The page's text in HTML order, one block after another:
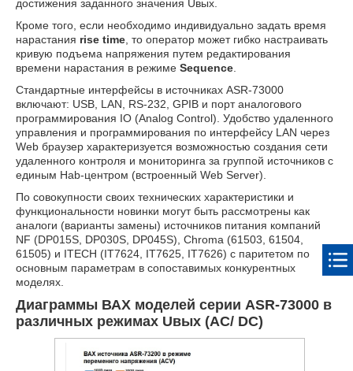
достижения заданного значения Uвых.
Кроме того, если необходимо индивидуально задать время
нарастания rise time , то оператор может гибко настраивать
кривую подъема напряжения путем редактирования
времени нарастания в режиме Sequence
Стандартные интерфейсы в источниках ASR-73000
включают: USB, LAN, RS-232, GPIB и порт аналогового
программирования IO (Analog Control). Удобство удаленного
управления и программирования по интерфейсу LAN через
Web браузер характеризуется возможностью создания сети
удаленного контроля и мониторинга за группой источников с
единым Hab-центром (встроенный Web Server).
По совокупности своих технических характеристики и
функциональности новинки могут быть рассмотрены как
аналоги (варианты замены) источников питания компаний
NF (DP015S, DP030S, DP045S), Chroma (61503, 61504,
61505) и ITECH (IT7624, IT7625, IT7626) с паритетом по
основным параметрам в сопоставимых конкурентных
моделях.
Диаграммы ВАХ моделей серии ASR-73000 в
различных режимах Uвых (AC/ DC)